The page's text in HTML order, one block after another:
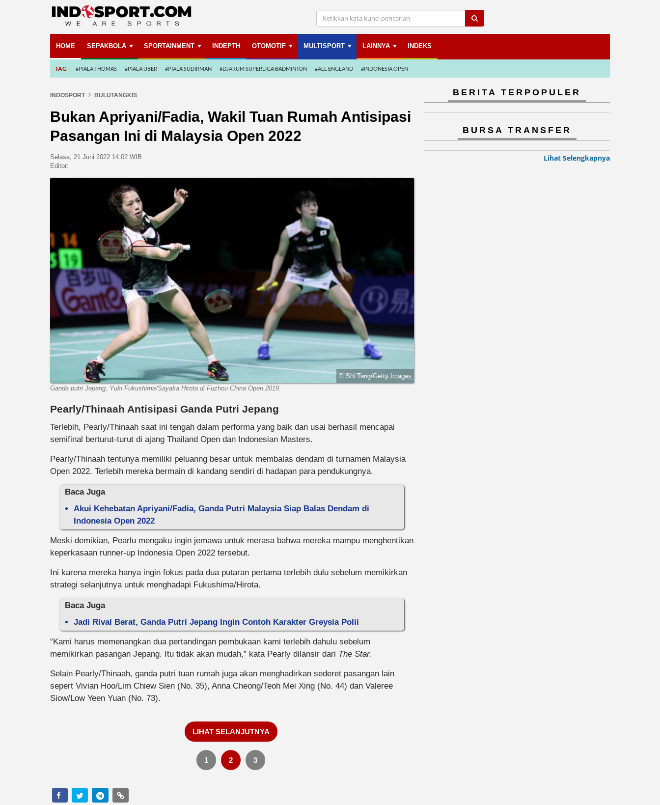
HOME SEPAKBOLA SPORTAINMENT INDEPTH OTOMOTIF MULTISPORT LAINNYA INDEKS
TAG #PIALA THOMAS #PIALA UBER #PIALA SUDIRMAN #DJARUM SUPERLIGA BADMINTON #ALL ENGLAND #INDONESIA OPEN
INDOSPORT BULUTANGKIS
Bukan Apriyani/Fadia, Wakil Tuan Rumah Antisipasi
Pasangan Ini di Malaysia Open 2022
Selasa, 21 Juni 2022 14:02 WIB
Editor:
© Shi Tang/Getty Images
Ganda putri Jepang, Yuki Fukushima/Sayaka Hirota di Fuzhou China Open 2019.
Pearly/Thinaah Antisipasi Ganda Putri Jepang
Terlebih, Pearly/Thinaah saat ini tengah dalam performa yang baik dan usai berhasil mencapai
semifinal berturut-turut di ajang Thailand Open dan Indonesian Masters.
Pearly/Thinaah tentunya memiliki peluanng besar untuk membalas dendam di turnamen Malaysia
Open 2022. Terlebih mereka bermain di kandang sendiri di hadapan para pendukungnya.
Baca Juga
Akui Kehebatan Apriyani/Fadia, Ganda Putri Malaysia Siap Balas Dendam di
Indonesia Open 2022
Meski demikian, Pearlu mengaku ingin jemawa untuk merasa bahwa mereka mampu menghentikan
keperkasaan runner-up Indonesia Open 2022 tersebut.
Ini karena mereka hanya ingin fokus pada dua putaran pertama terlebih dulu sebelum memikirkan
strategi selanjutnya untuk menghadapi Fukushima/Hirota.
Baca Juga
Jadi Rival Berat, Ganda Putri Jepang Ingin Contoh Karakter Greysia Polii
“Kami harus memenangkan dua pertandingan pembukaan kami terlebih dahulu sebelum
memikirkan pasangan Jepang. Itu tidak akan mudah,” kata Pearly dilansir dari The Star.
Selain Pearly/Thinaah, ganda putri tuan rumah juga akan menghadirkan sederet pasangan lain
sepert Vivian Hoo/Lim Chiew Sien (No. 35), Anna Cheong/Teoh Mei Xing (No. 44) dan Valeree
Siow/Low Yeen Yuan (No. 73).
LIHAT SELANJUTNYA
1 2 3
BERITA TERPOPULER
BURSA TRANSFER
Lihat Selengkapnya